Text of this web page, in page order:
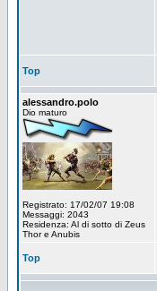
Top
alessandro.polo
Dio maturo
Registrato: 17/02/07 19:08
Messaggi: 2043
Residenza: Al di sotto di Zeus
Thor e Anubis
Top